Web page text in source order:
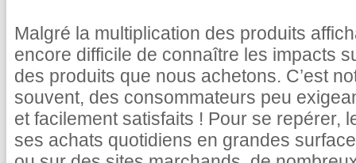
Malgré la multiplication des produits
encore difficile de connaître les impacts
des produits que nous achetons. C’est
souvent, des consommateurs peu
et facilement satisfaits ! Pour se repérer,
ses achats quotidiens en grandes